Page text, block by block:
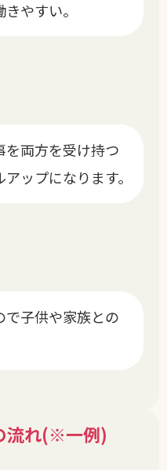
やすい。
両方を受け持つ
ップになります。
子供や家族との
流れ(※一例)